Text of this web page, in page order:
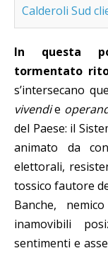
Calderoli Sud
In questa
tormentato
s’intersecano
vivendie
del Paese: il
animato da
elettorali,
tossico fautore
Banche,
inamovibili
sentimenti e